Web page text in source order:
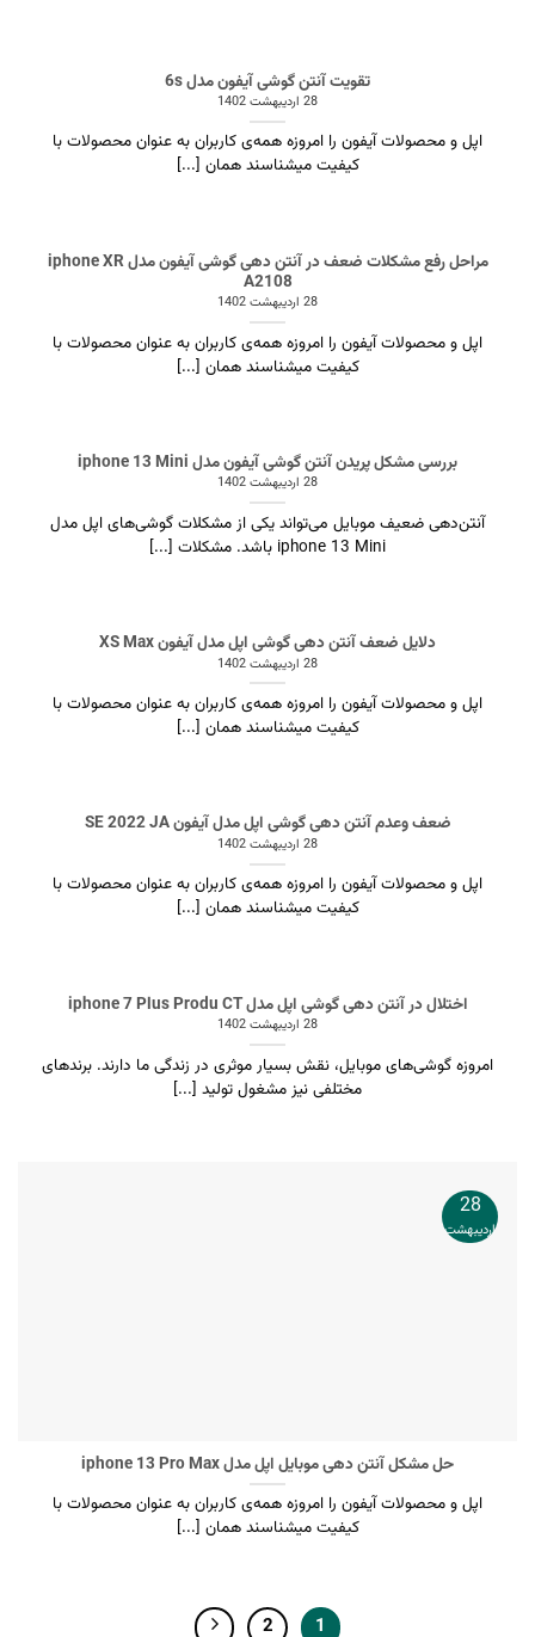
تقویت آنتن گوشی آیفون مدل 6s
28 اردیبهشت 1402
اپل و محصولات آیفون را امروزه همه‌ی کاربران به عنوان محصولات با
کیفیت میشناسند همان [...]
مراحل رفع مشکلات ضعف در آنتن دهی گوشی آیفون مدل iphone XR
A2108
28 اردیبهشت 1402
اپل و محصولات آیفون را امروزه همه‌ی کاربران به عنوان محصولات با
کیفیت میشناسند همان [...]
بررسی مشکل پریدن آنتن گوشی آیفون مدل iphone 13 Mini
28 اردیبهشت 1402
آنتن‌دهی ضعیف موبایل می‌تواند یکی از مشکلات گوشی‌های اپل مدل
iphone 13 Mini باشد. مشکلات [...]
دلایل ضعف آنتن دهی گوشی اپل مدل آیفون XS Max
28 اردیبهشت 1402
اپل و محصولات آیفون را امروزه همه‌ی کاربران به عنوان محصولات با
کیفیت میشناسند همان [...]
ضعف وعدم آنتن دهی گوشی اپل مدل آیفون SE 2022 JA
28 اردیبهشت 1402
اپل و محصولات آیفون را امروزه همه‌ی کاربران به عنوان محصولات با
کیفیت میشناسند همان [...]
اختلال در آنتن دهی گوشی اپل مدل iphone 7 Plus Produ CT
28 اردیبهشت 1402
امروزه گوشی‌های موبایل، نقش بسیار موثری در زندگی ما دارند. برندهای
مختلفی نیز مشغول تولید [...]
حل مشکل آنتن دهی موبایل اپل مدل iphone 13 Pro Max
اپل و محصولات آیفون را امروزه همه‌ی کاربران به عنوان محصولات با
کیفیت میشناسند همان [...]
28
اردیبهشت
1
2